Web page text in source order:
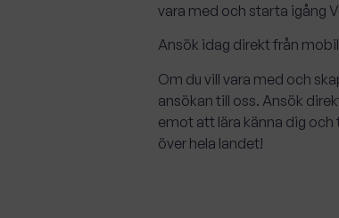
vara med och starta igång
Ansök idag direkt från
Om du vill vara med och
ansökan till oss. Ansök
emot att lära känna dig och
över hela landet!